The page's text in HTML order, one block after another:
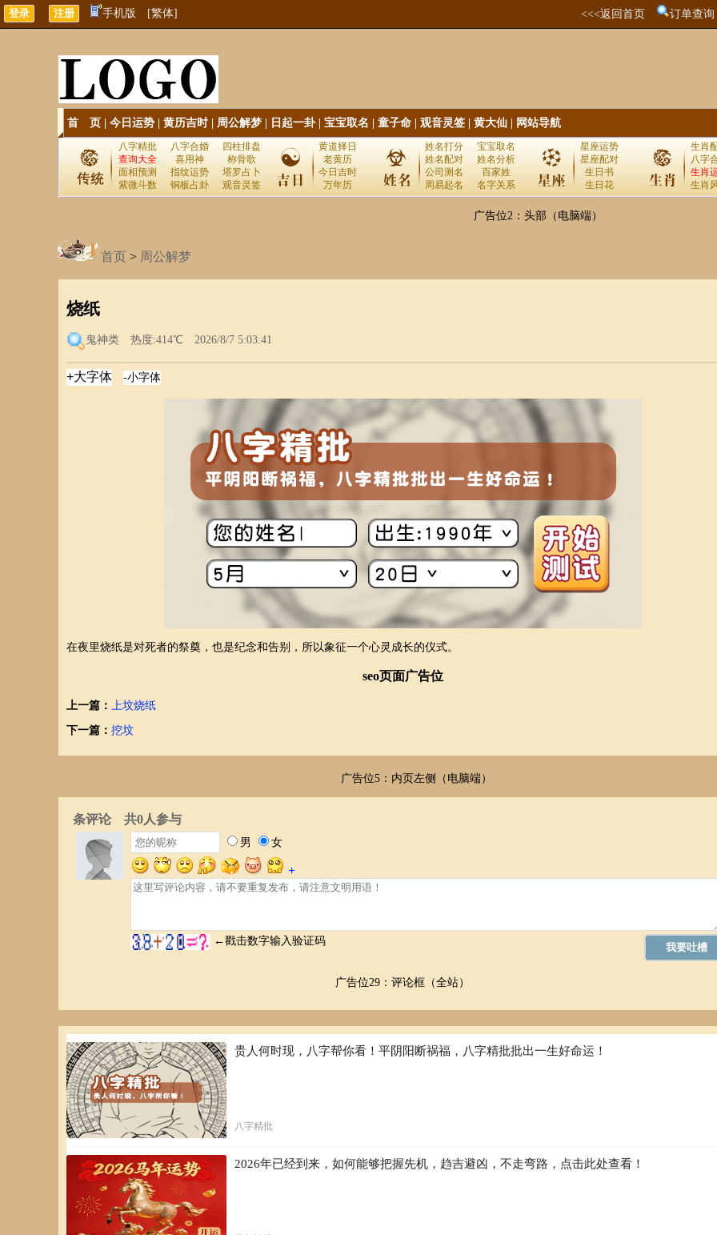
手机版 [繁体] <<<返回首页 订单查询
首 页 今日运势 黄历吉时| 周公解梦 日起一卦| 宝宝取名 童子命 观音灵签 黄大仙 网站导航
八字精批 八字合婚
四柱排盘
查询大全
喜用神
称骨歌
面相预测
指纹运势
塔罗占卜
紫微斗数
铜板占卦 观音灵签
黄道择日
老黄历
今日吉时
万年历
姓名打分
宝宝取名
姓名配对
姓名分析
公司测名
百家姓
周易起名
名字关系
星座运势
星座配对
生日书
生日花
生肖
八字
生肖
生肖
广告位2：头部（电脑端）
首页 > 周公解梦
烧纸
鬼神类 热度:414℃ 2026/8/7 5:03:41
在夜里烧纸是对死者的祭奠，也是纪念和告别，所以象征一个心灵成长的仪式。
seo页面广告位
上一篇： 上坟烧纸
下一篇： 挖坟
广告位5：内页左侧（电脑端）
广告位29：评论框（全站）
贵人何时现，八字帮你看！平阴阳断祸福，八字精批批出一生好命运！
八字精批
2026年已经到来，如何能够把握先机，趋吉避凶，不走弯路，点击此处查看！